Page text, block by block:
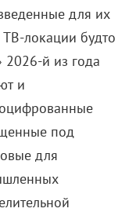
для их
локации будто
2026-й из года
и
оцифрованные
под
для